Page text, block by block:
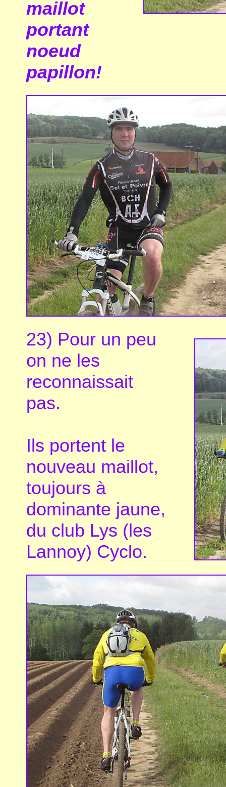
maillot
portant
noeud
papillon!
23) Pour un peu
on ne les
reconnaissait
pas.
Ils portent le
nouveau maillot,
toujours à
dominante jaune,
du club Lys (les
Lannoy) Cyclo.